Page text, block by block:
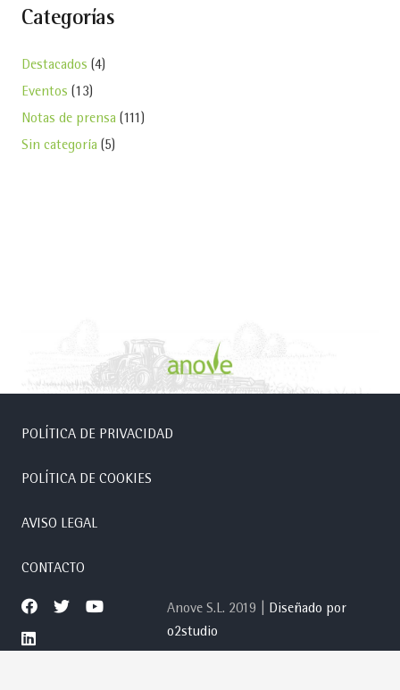
Categorías
Destacados (4)
Eventos (13)
Notas de prensa (111)
Sin categoría (5)
POLÍTICA DE PRIVACIDAD
POLÍTICA DE COOKIES
AVISO LEGAL
CONTACTO
Anove S.L. 2019 | Diseñado por
o2studio